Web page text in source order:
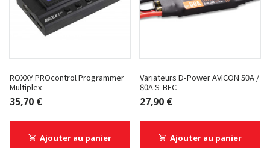
ROXXY PROcontrol Programmer
Multiplex
35,70 €
Ajouter au panier
Variateurs D-Power AVICON 50A /
80A S-BEC
27,90 €
Ajouter au panier